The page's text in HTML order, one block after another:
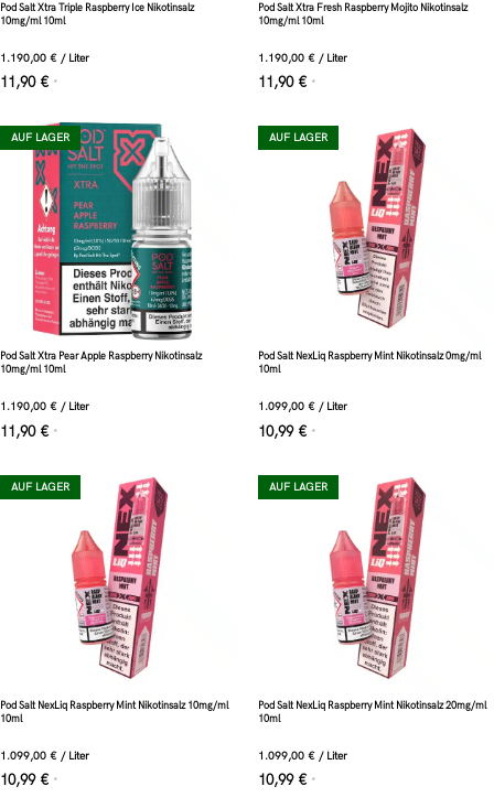
Pod Salt Xtra Triple Raspberry Ice Nikotinsalz
10mg/ml 10ml
1.190,00 € / Liter
11,90 € *
Pod Salt Xtra Fresh Raspberry Mojito Nikotinsalz
10mg/ml 10ml
1.190,00 € / Liter
11,90 € *
AUF LAGER
Pod Salt Xtra Pear Apple Raspberry Nikotinsalz
10mg/ml 10ml
1.190,00 € / Liter
11,90 € *
AUF LAGER
Pod Salt NexLiq Raspberry Mint Nikotinsalz 0mg/ml
10ml
1.099,00 € / Liter
10,99 € *
AUF LAGER
Pod Salt NexLiq Raspberry Mint Nikotinsalz 10mg/ml
10ml
1.099,00 € / Liter
10,99 € *
AUF LAGER
Pod Salt NexLiq Raspberry Mint Nikotinsalz 20mg/ml
10ml
1.099,00 € / Liter
10,99 € *